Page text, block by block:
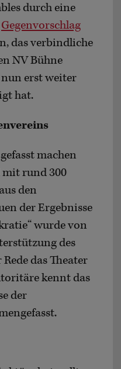
durch eine
Gegenvorschlag
das verbindliche
NV Bühne
erst weiter
hat.
machen
mit rund 300
den
der Ergebnisse
wurde von
des
das Theater
kennt das
der